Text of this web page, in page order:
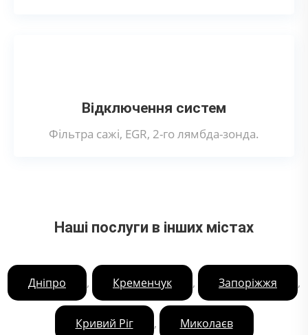
Відключення систем
Фільтра сажі, EGR, 2-го лямбда-зонда.
Наші послуги в інших містах
Дніпро , Кременчук , Запоріжжя ,
Кривий Ріг , Миколаєв